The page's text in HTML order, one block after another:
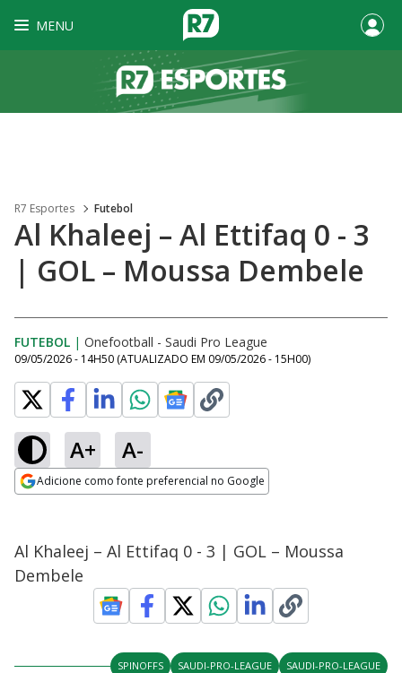
MENU
R7 Esportes Futebol
Al Khaleej – Al Ettifaq 0 - 3
| GOL – Moussa Dembele
FUTEBOL | Onefootball - Saudi Pro League
09/05/2026 - 14H50 (ATUALIZADO EM 09/05/2026 - 15H00)
A+ A-
Adicione como fonte preferencial no Google
Al Khaleej – Al Ettifaq 0 - 3 | GOL – Moussa
Dembele
SPINOFFS SAUDI-PRO-LEAGUE SAUDI-PRO-LEAGUE